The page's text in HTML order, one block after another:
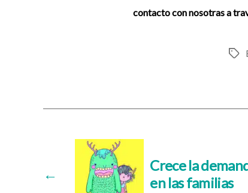
contacto con nosotras a
←
Crece la
en las familias